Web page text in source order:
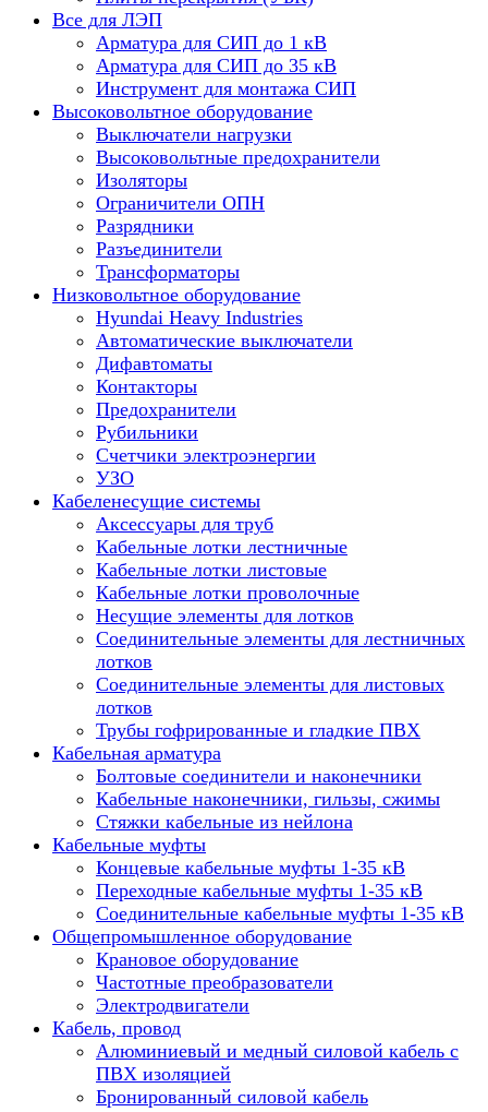
Все для ЛЭП
Арматура для СИП до 1 кВ
Арматура для СИП до 35 кВ
Инструмент для монтажа СИП
Высоковольтное оборудование
Выключатели нагрузки
Высоковольтные предохранители
Изоляторы
Ограничители ОПН
Разрядники
Разъединители
Трансформаторы
Низковольтное оборудование
Hyundai Heavy Industries
Автоматические выключатели
Дифавтоматы
Контакторы
Предохранители
Рубильники
Счетчики электроэнергии
УЗО
Кабеленесущие системы
Аксессуары для труб
Кабельные лотки лестничные
Кабельные лотки листовые
Кабельные лотки проволочные
Несущие элементы для лотков
Соединительные элементы для лестничных
лотков
Соединительные элементы для листовых
лотков
Трубы гофрированные и гладкие ПВХ
Кабельная арматура
Болтовые соединители и наконечники
Кабельные наконечники, гильзы, сжимы
Стяжки кабельные из нейлона
Кабельные муфты
Концевые кабельные муфты 1-35 кВ
Переходные кабельные муфты 1-35 кВ
Соединительные кабельные муфты 1-35 кВ
Общепромышленное оборудование
Крановое оборудование
Частотные преобразователи
Электродвигатели
Кабель, провод
Алюминиевый и медный силовой кабель с
ПВХ изоляцией
Бронированный силовой кабель